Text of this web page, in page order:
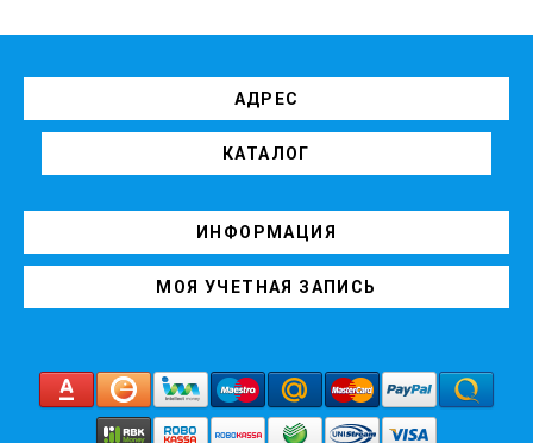
АДРЕС
КАТАЛОГ
ИНФОРМАЦИЯ
МОЯ УЧЕТНАЯ ЗАПИСЬ